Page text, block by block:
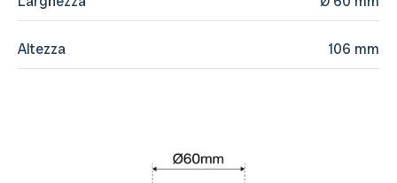
Altezza 106 mm